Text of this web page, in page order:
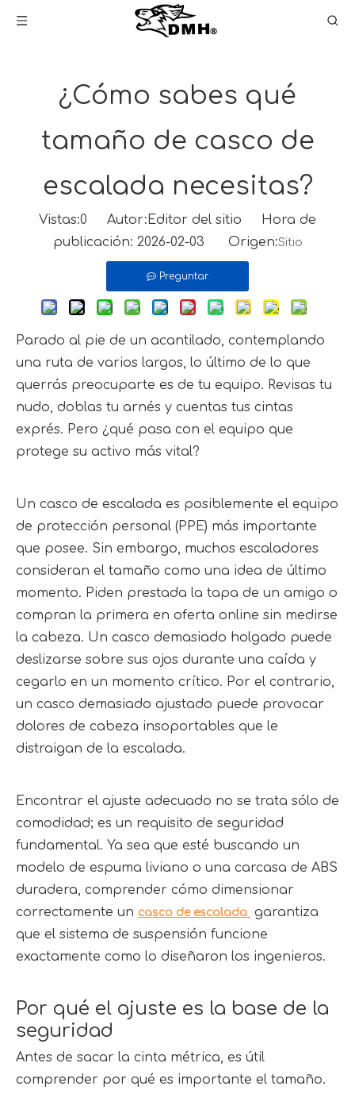
¿Cómo sabes qué
tamaño de casco de
escalada necesitas?
Vistas:0 Autor:Editor del sitio Hora de
publicación: 2026-02-03 Origen:Sitio
Preguntar
Parado al pie de un acantilado, contemplando
una ruta de varios largos, lo último de lo que
querrás preocuparte es de tu equipo. Revisas tu
nudo, doblas tu arnés y cuentas tus cintas
exprés. Pero ¿qué pasa con el equipo que
protege su activo más vital?
Un casco de escalada es posiblemente el equipo
de protección personal (PPE) más importante
que posee. Sin embargo, muchos escaladores
consideran el tamaño como una idea de último
momento. Piden prestada la tapa de un amigo o
compran la primera en oferta online sin medirse
la cabeza. Un casco demasiado holgado puede
deslizarse sobre sus ojos durante una caída y
cegarlo en un momento crítico. Por el contrario,
un casco demasiado ajustado puede provocar
dolores de cabeza insoportables que le
distraigan de la escalada.
Encontrar el ajuste adecuado no se trata sólo de
comodidad; es un requisito de seguridad
fundamental. Ya sea que esté buscando un
modelo de espuma liviano o una carcasa de ABS
duradera, comprender cómo dimensionar
correctamente un casco de escalada garantiza
que el sistema de suspensión funcione
exactamente como lo diseñaron los ingenieros.
Por qué el ajuste es la base de la
seguridad
Antes de sacar la cinta métrica, es útil
comprender por qué es importante el tamaño.